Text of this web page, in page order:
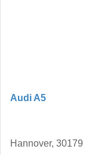
Audi A5
Hannover, 30179